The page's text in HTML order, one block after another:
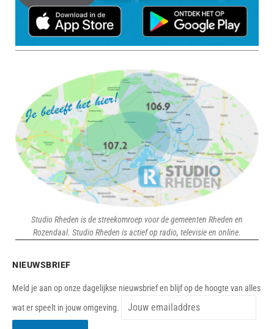
Studio Rheden is de streekomroep voor de gemeenten Rheden en
Rozendaal. Studio Rheden is actief op radio, televisie en online.
NIEUWSBRIEF
Meld je aan op onze dagelijkse nieuwsbrief en blijf op de hoogte van alles
wat er speelt in jouw omgeving.